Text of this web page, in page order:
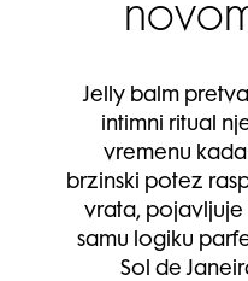
Jelly balm
intimni ritual
vremenu kada
brzinski potez
vrata, pojavljuje
samu logiku
Sol de